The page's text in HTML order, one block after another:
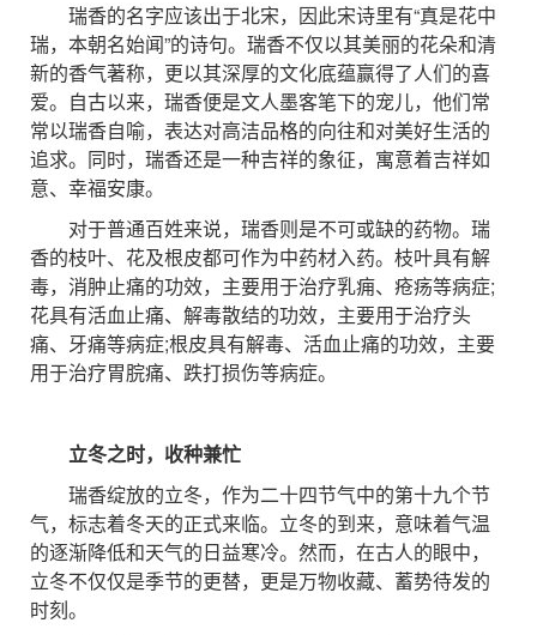
瑞香的名字应该出于北宋，因此宋诗里有“真是花中
瑞，本朝名始闻”的诗句。瑞香不仅以其美丽的花朵和清
新的香气著称，更以其深厚的文化底蕴赢得了人们的喜
爱。自古以来，瑞香便是文人墨客笔下的宠儿，他们常
常以瑞香自喻，表达对高洁品格的向往和对美好生活的
追求。同时，瑞香还是一种吉祥的象征，寓意着吉祥如
意、幸福安康。
对于普通百姓来说，瑞香则是不可或缺的药物。瑞
香的枝叶、花及根皮都可作为中药材入药。枝叶具有解
毒，消肿止痛的功效，主要用于治疗乳痈、疮疡等病症;
花具有活血止痛、解毒散结的功效，主要用于治疗头
痛、牙痛等病症;根皮具有解毒、活血止痛的功效，主要
用于治疗胃脘痛、跌打损伤等病症。
立冬之时，收种兼忙
瑞香绽放的立冬，作为二十四节气中的第十九个节
气，标志着冬天的正式来临。立冬的到来，意味着气温
的逐渐降低和天气的日益寒冷。然而，在古人的眼中，
立冬不仅仅是季节的更替，更是万物收藏、蓄势待发的
时刻。